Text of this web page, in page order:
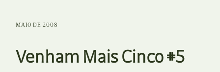
MAIO DE 2008
Venham Mais Cinco #5